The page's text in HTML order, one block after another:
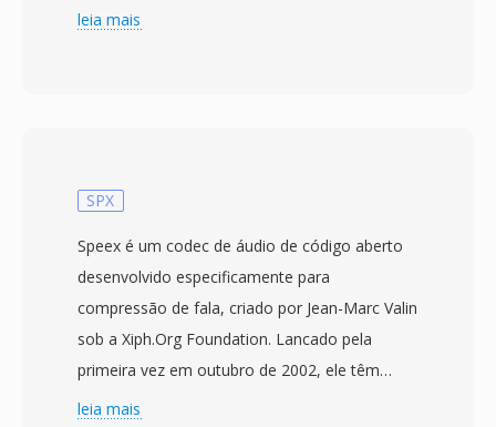
capturado os holofotes do consumidor, o MP2
de mascaramento é, em seguida, quantiza é
Implantacoes de transmissão típicas usam
192-384 kbps para estéreo, produzindo
qualidade transparente com menor
complexidade de codificador é melhor
resiliencia a erros que a Layer III. Essas
propriedades explicam por que a televisão
leia mais
SPX
Speex é um codec de áudio de código aberto
desenvolvido especificamente para
compressão de fala, criado por Jean-Marc Valin
sob a Xiph.Org Foundation. Lancado pela
primeira vez em outubro de 2002, ele têm
como alvo voz sobre IP, conferencias é
leia mais